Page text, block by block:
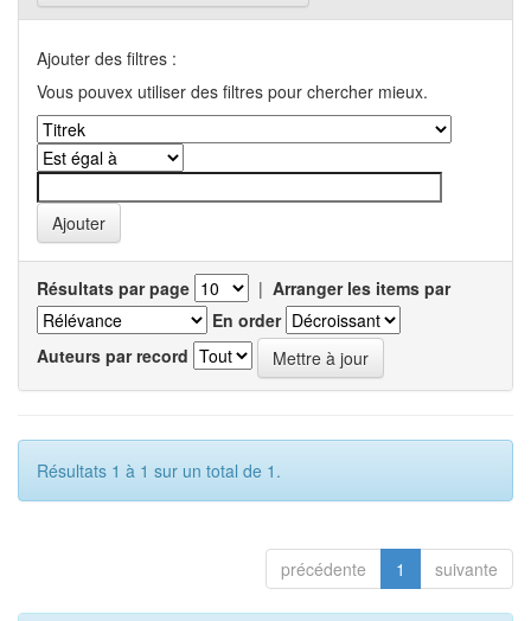
Ajouter des filtres :
Vous pouvex utiliser des filtres pour chercher mieux.
Résultats par page | Arranger les items par
En order
Auteurs par record
Résultats 1 à 1 sur un total de 1.
précédente 1 suivante